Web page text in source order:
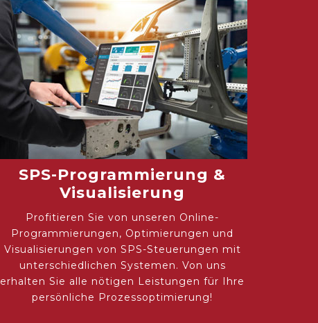
SPS-Programmierung &
Visualisierung
Profitieren Sie von unseren Online-
Programmierungen, Optimierungen und
Visualisierungen von SPS-Steuerungen mit
unterschiedlichen Systemen. Von uns
erhalten Sie alle nötigen Leistungen für Ihre
persönliche Prozessoptimierung!